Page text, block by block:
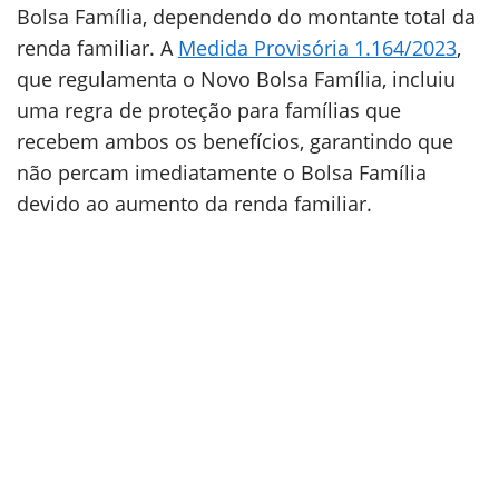
Bolsa Família, dependendo do montante total da
renda familiar. A Medida Provisória 1.164/2023,
que regulamenta o Novo Bolsa Família, incluiu
uma regra de proteção para famílias que
recebem ambos os benefícios, garantindo que
não percam imediatamente o Bolsa Família
devido ao aumento da renda familiar.